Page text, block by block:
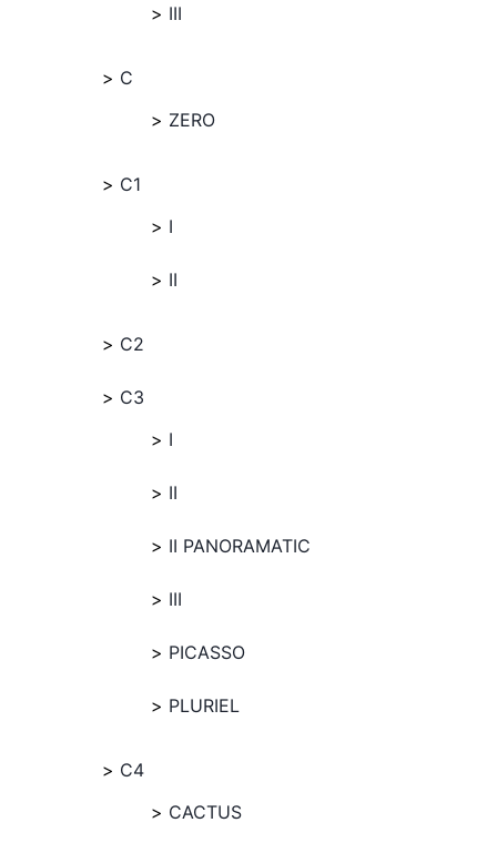
III
C
ZERO
C1
I
II
C2
C3
I
II
II PANORAMATIC
III
PICASSO
PLURIEL
C4
CACTUS